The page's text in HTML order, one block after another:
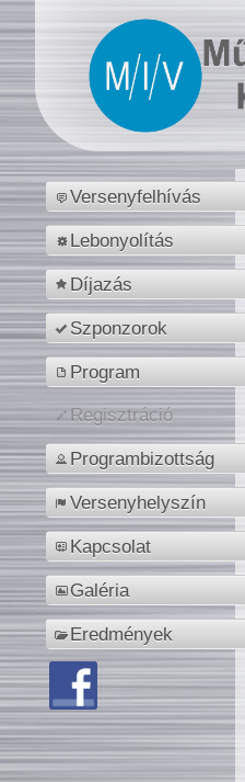
Versenyfelhívás
Lebonyolítás
Díjazás
Szponzorok
Program
Regisztráció
Programbizottság
Versenyhelyszín
Kapcsolat
Galéria
Eredmények